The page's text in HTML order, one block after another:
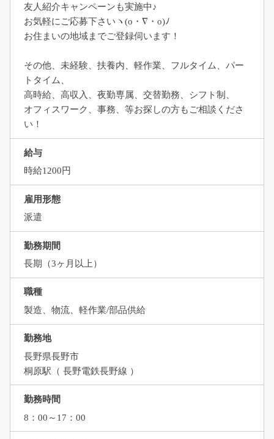
友人紹介キャンペーンも実施中♪
お気軽にご応募下さいヽ(o・∇・o)ﾉ
お住まいの地域までご登録伺います！
その他、未経験、扶養内、軽作業、フルタイム、パー
トタイム、
高時給、高収入、夜勤専属、交替勤務、シフト制、
オフィスワーク、事務、等お探しの方もご相談くださ
い！
給与
時給1200円
雇用形態
派遣
勤務期間
長期（3ヶ月以上）
職種
製造、物流、軽作業/部品供給
勤務地
長野県長野市
桐原駅（ 長野電鉄長野線 ）
勤務時間
8：00～17：00